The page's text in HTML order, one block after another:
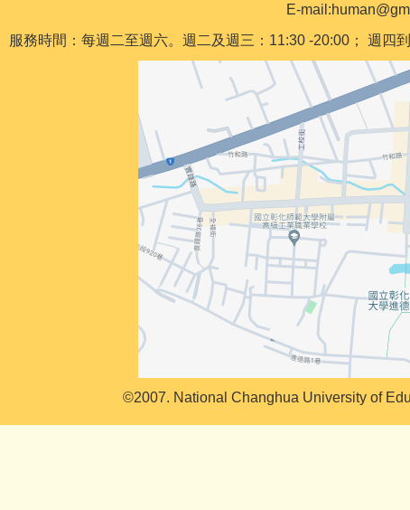
E-
服務時間：每週二至週六。週二及週三：11:30 -20:00； 週四
©2007. National Changhua University of